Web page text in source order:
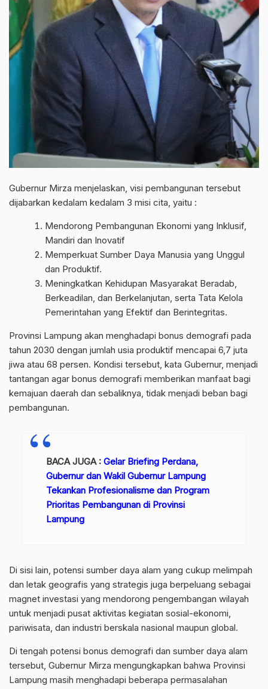
Gubernur Mirza menjelaskan, visi pembangunan tersebut
dijabarkan kedalam kedalam 3 misi cita, yaitu :
Mendorong Pembangunan Ekonomi yang Inklusif,
Mandiri dan Inovatif
Memperkuat Sumber Daya Manusia yang Unggul
dan Produktif.
Meningkatkan Kehidupan Masyarakat Beradab,
Berkeadilan, dan Berkelanjutan, serta Tata Kelola
Pemerintahan yang Efektif dan Berintegritas.
Provinsi Lampung akan menghadapi bonus demografi pada
tahun 2030 dengan jumlah usia produktif mencapai 6,7 juta
jiwa atau 68 persen. Kondisi tersebut, kata Gubernur, menjadi
tantangan agar bonus demografi memberikan manfaat bagi
kemajuan daerah dan sebaliknya, tidak menjadi beban bagi
pembangunan.
BACA JUGA : Gelar Briefing Perdana,
Gubernur dan Wakil Gubernur Lampung
Tekankan Profesionalisme dan Program
Prioritas Pembangunan di Provinsi
Lampung
Di sisi lain, potensi sumber daya alam yang cukup melimpah
dan letak geografis yang strategis juga berpeluang sebagai
magnet investasi yang mendorong pengembangan wilayah
untuk menjadi pusat aktivitas kegiatan sosial-ekonomi,
pariwisata, dan industri berskala nasional maupun global.
Di tengah potensi bonus demografi dan sumber daya alam
tersebut, Gubernur Mirza mengungkapkan bahwa Provinsi
Lampung masih menghadapi beberapa permasalahan